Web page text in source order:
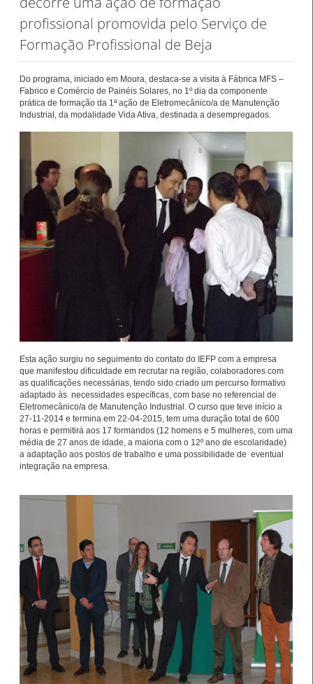
26.º Congresso
Internacional de
Formação para o
Trabalho Norte de
Portugal/Galiza 2026
Barómetro do Mercado
de Trabalho Europeu
mantém-se estável em
julho
Estágios na Comissão
Europeia para
diplomados do Ensino e
Formação Profissional
IEFP Recruta para a
Região Norte
Artesanato |
candidaturas abertas
para apoios à
organização de feiras e
certames
Webinar sobre Estagiar
nas Instituições da UE
profissional promovida pelo Serviço de
Formação Profissional de Beja
Do programa, iniciado em Moura, destaca-se a visita à Fábrica MFS –
Fabrico e Comércio de Painéis Solares, no 1º dia da componente
prática de formação da 1ª ação de Eletromecânico/a de Manutenção
Industrial, da modalidade Vida Ativa, destinada a desempregados.
Esta ação surgiu no seguimento do contato do IEFP com a empresa
que manifestou dificuldade em recrutar na região, colaboradores com
as qualificações necessárias, tendo sido criado um percurso formativo
adaptado às necessidades específicas, com base no referencial de
Eletromecânico/a de Manutenção Industrial. O curso que teve início a
27-11-2014 e termina em 22-04-2015, tem uma duração total de 600
horas e permitirá aos 17 formandos (12 homens e 5 mulheres, com uma
média de 27 anos de idade, a maioria com o 12º ano de escolaridade)
a adaptação aos postos de trabalho e uma possibilidade de eventual
integração na empresa.
Notícias disponíveis(2623)